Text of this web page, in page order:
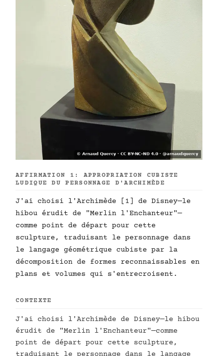
AFFIRMATION 1: APPROPRIATION CUBISTE
LUDIQUE DU PERSONNAGE D'ARCHIMÈDE
J'ai choisi l'Archimède [1] de Disney—le
hibou érudit de "Merlin l'Enchanteur"—
comme point de départ pour cette
sculpture, traduisant le personnage dans
le langage géométrique cubiste par la
décomposition de formes reconnaissables en
plans et volumes qui s'entrecroisent.
CONTEXTE
J'ai choisi l'Archimède de Disney—le hibou
érudit de "Merlin l'Enchanteur"—comme
point de départ pour cette sculpture,
traduisant le personnage dans le langage